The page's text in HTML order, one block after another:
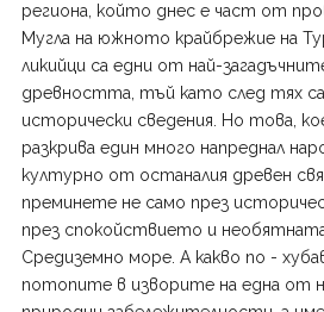
региона, който днес е част от
Мугла на южното крайбрежие на
ликийци са едни от най-
древността, тъй като след тях
исторически сведения. Но това,
разкрива един много напреднал
културно от останалия древен
преминете не само през
през спокойствието и
Средиземно море. А какво по -
потопите в изворите на една от